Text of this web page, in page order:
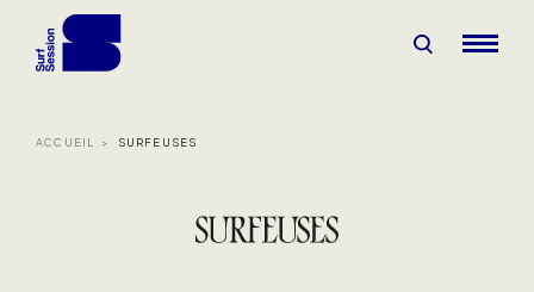
ACCUEIL SURFEUSES